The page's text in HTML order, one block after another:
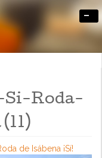
-
Si-Roda-
de Isábena ¡Sí!